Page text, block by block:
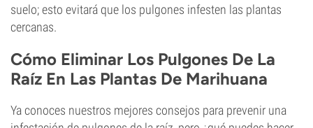
suelo; esto evitará que los pulgones infesten las plantas
cercanas.
Cómo Eliminar Los Pulgones De La
Raíz En Las Plantas De Marihuana
Ya conoces nuestros mejores consejos para prevenir una